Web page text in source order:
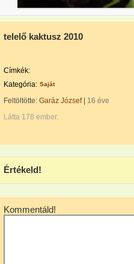
telelő kaktusz 2010
Címkék:
Kategória: Saját
Feltöltötte: Garáz József| 16 éve
Látta 178 ember.
Értékeld!
Kommentáld!